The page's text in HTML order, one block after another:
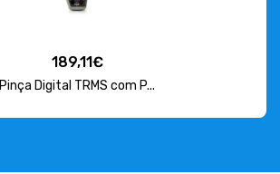
189,11€
Pinça Digital TRMS com P...